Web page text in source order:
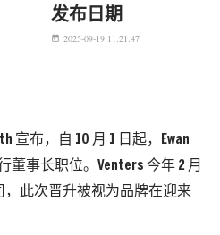
发布日期
today 2025-09-19 11:21:47
宣布，自 10 月 1 日起，Ewan
董事长职位。Venters 今年 2 月
此次晋升被视为品牌在迎来